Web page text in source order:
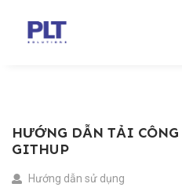
HƯỚNG DẪN TẢI
GITHUP
Hướng dẫn sử dụng